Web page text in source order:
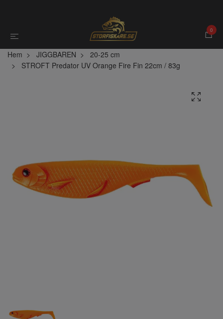
0
Hem JIGGBAREN
20-25 cm
STROFT Predator UV Orange Fire Fin 22cm / 83g